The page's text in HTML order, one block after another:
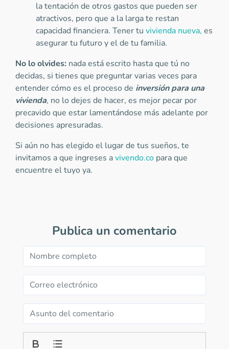
la tentación de otros gastos que pueden ser
atractivos, pero que a la larga te restan
capacidad financiera. Tener tu vivienda nueva, es
asegurar tu futuro y el de tu familia.
No lo olvides: nada está escrito hasta que tú no
decidas, si tienes que preguntar varias veces para
entender cómo es el proceso de inversión para una
vivienda, no lo dejes de hacer, es mejor pecar por
precavido que estar lamentándose más adelante por
decisiones apresuradas.
Si aún no has elegido el lugar de tus sueños, te
invitamos a que ingreses avivendo.co para que
encuentre el tuyo ya.
Publica un comentario